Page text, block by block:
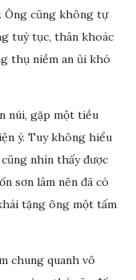
Ông cũng không tự
tuỳ tục, thân khoác
thụ niềm an ủi khó
núi, gặp một tiều
ý. Tuy không hiểu
nhìn thấy được
sơn lâm nên đã có
tặng ông một tấm
chung quanh vô